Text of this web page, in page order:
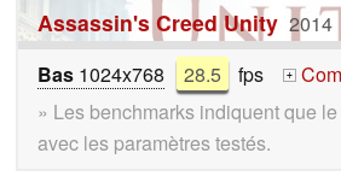
Assassin's Creed Unity 2014
Bas 1024x768 28.5 fps +
» Les benchmarks indiquent que
avec les paramètres testés.